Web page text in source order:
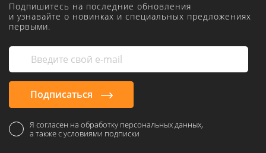
Подпишитесь на последние обновления
и узнавайте о новинках и специальных предложениях
первыми.
Подписаться
Я согласен на обработку персональных данных,
а также с условиями подписки